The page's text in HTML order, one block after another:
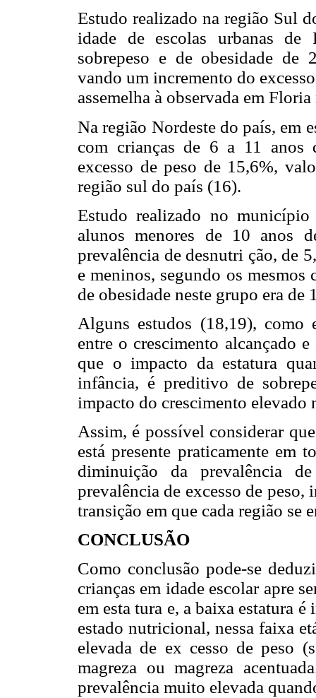
Estudo realizado na região Sul
idade de escolas urbanas de
sobrepeso e de obesidade de
vando um incremento do
assemelha à observada em
Na região Nordeste do país, em
com crianças de 6 a 11 anos
excesso de peso de 15,6%,
região sul do país (16).
Estudo realizado no
alunos menores de 10 anos
prevalência de desnutri ção, de
e meninos, segundo os
de obesidade neste grupo era de
Alguns estudos (18,19), como
entre o crescimento alcançado
que o impacto da estatura
infância, é preditivo de
impacto do crescimento elevado
Assim, é possível considerar
está presente praticamente em
diminuição da prevalência
prevalência de excesso de peso,
transição em que cada região se
CONCLUSÃO
Como conclusão pode-se
crianças em idade escolar apre
em esta tura e, a baixa estatura
estado nutricional, nessa faixa
elevada de ex cesso de peso
magreza ou magreza
prevalência muito elevada